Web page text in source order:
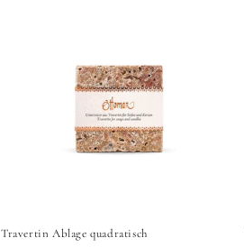
Travertin Ablage quadratisch